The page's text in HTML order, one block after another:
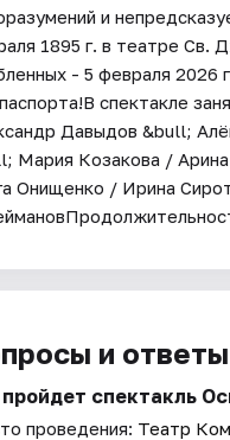
и
1895 г. в театре Св.
- 5 февраля 2026
спектакле
Давыдов &bull;
Мария Козакова /
Онищенко / Ирина
и ответы
пройдет спектакль
проведения: Театр